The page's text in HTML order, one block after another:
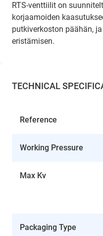
RTS-venttiilit on
korjaamoiden
putkiverkoston päähän,
eristämisen.
TECHNICAL
Reference
Working Pressure
Max Kv
Packaging Type